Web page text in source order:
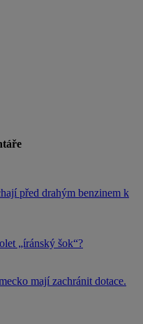
před drahým benzinem k
„íránský šok“?
mají zachránit dotace.